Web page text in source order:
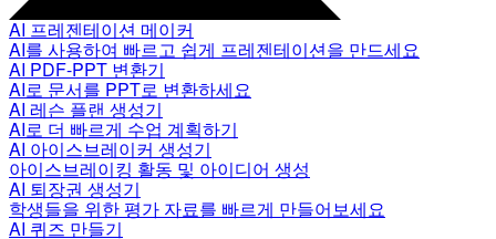
AI 프레젠테이션 메이커
AI를 사용하여 빠르고 쉽게 프레젠테이션을 만드세요
AI PDF-PPT 변환기
AI로 문서를 PPT로 변환하세요
AI 레슨 플랜 생성기
AI로 더 빠르게 수업 계획하기
AI 아이스브레이커 생성기
아이스브레이킹 활동 및 아이디어 생성
AI 퇴장권 생성기
학생들을 위한 평가 자료를 빠르게 만들어보세요
AI 퀴즈 만들기